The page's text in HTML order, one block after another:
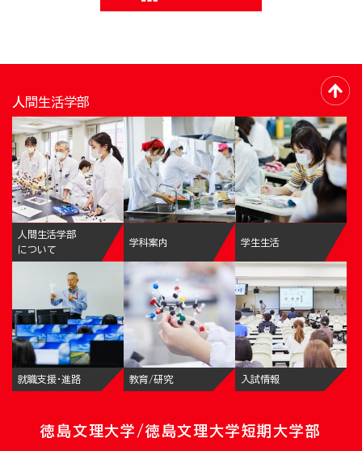
人間生活学部
人間生活学部
について
学科案内 学生生活
就職支援・進路 教育/研究 入試情報
徳島文理大学/徳島文理大学短期大学部